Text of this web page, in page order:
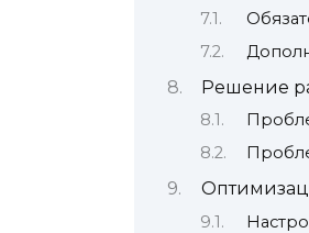
Решение